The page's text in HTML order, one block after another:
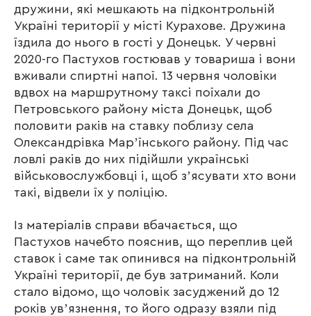
дружини, які мешкають на підконтрольній
Україні території у місті Курахове. Дружина
їздила до нього в гості у Донецьк. У червні
2020-го Пастухов гостював у товариша і вони
вживали спиртні напої. 13 червня чоловіки
вдвох на маршрутному таксі поїхали до
Петровського району міста Донецьк, щоб
половити раків на ставку поблизу села
Олександрівка Марʼїнського району. Під час
ловлі раків до них підійшли українські
військовослужбовці і, щоб зʼясувати хто вони
такі, відвели їх у поліцію.
Із матеріалів справи вбачається, що
Пастухов начебто пояснив, що переплив цей
ставок і саме так опинився на підконтрольній
Україні території, де був затриманий. Коли
стало відомо, що чоловік засуджений до 12
років увʼязнення, то його одразу взяли під